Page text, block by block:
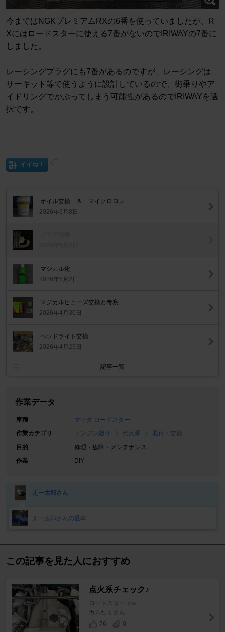
今まではNGKプレミアムRXの6番を使っていましたが、R
Xにはロードスターに使える7番がないのでIRIWAYの7番に
しました。
レーシングプラグにも7番があるのですが、レーシングは
サーキット等で使うように設計しているので、街乗りやア
イドリングでかぶってしまう可能性があるのでIRIWAYを選
択です。
イイね！
オイル交換 ＆ マイクロロン
2026年6月8日
マジカル化
2026年6月2日
マジカルヒューズ交換と考察
2026年4月30日
ベッドライト交換
2026年4月29日
記事一覧
作業データ
車種
マツダ ロードスター
作業カテゴリ
エンジン廻り 点火系
取付・交換
目的
修理・故障・メンテナンス
作業
DIY
えー太郎さん
えー太郎さんの愛車
この記事を見た人におすすめ
点火系チェック♪
ロードスター [NB]
カムたくさん
76
0